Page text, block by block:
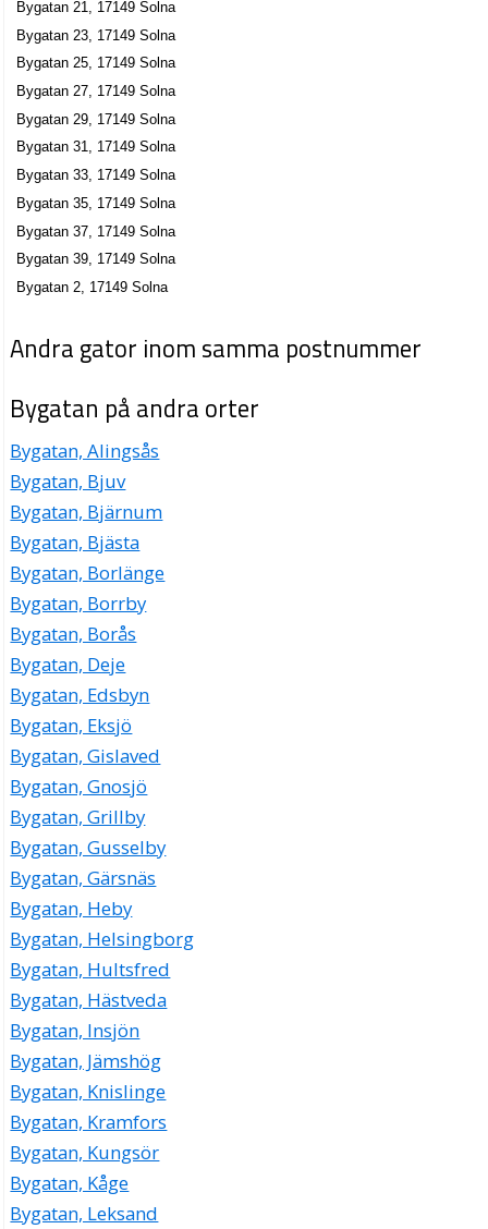
Redskin Art Gallery
Anders Körner
08-361313
Bygatan 17 Lgh 1302, 17149 Solna
MS Project Services
Mahyar Samadzadeh
Bygatan 19 Lgh 1601, 17149 Solna
L&L Vinförmedling AB
Emilio Jose Lozano Vazquez
Bygatan 21, 17149 Solna
Engström Sundqvist, Karin Gudrun
08-829633
Quality Connections JHMD HB
Bygatan 25, 17149 Solna
Milton, Carin Elisabeth
08-273391
Bygatan 25 Lgh 1101, 17149 Solna
US Solna Pizza
Reza Babaei Zadeh Amlashi
Bygatan 25 Lgh 1503, 17149 Solna
Asiut AB
Ashraf Motoshaleh Refki
08-7958882
Bygatan 27 5tr, 17149 Solna
RC Marketing KB
Bygatan 29, 17149 Solna
Alltech Allwin AB
Eric Peter Allwin
Bygatan 29, 17149 Solna
Starims AB
Lennart Mattias Forsberg
Bygatan 29, 17149 Solna
Burnerts Fish & Adventure
Stefan Bertil Burnert
08-272938
Stockholmspolisens Damkör
Bygatan 29 6tr, 17149 Solna
Bygatan 21, 17149 Solna
Bygatan 23, 17149 Solna
Bygatan 25, 17149 Solna
Bygatan 27, 17149 Solna
Bygatan 29, 17149 Solna
Bygatan 31, 17149 Solna
Bygatan 33, 17149 Solna
Bygatan 35, 17149 Solna
Bygatan 37, 17149 Solna
Bygatan 39, 17149 Solna
Bygatan 2, 17149 Solna
Andra gator inom samma postnummer
Bygatan på andra orter
Bygatan, Alingsås
Bygatan, Bjuv
Bygatan, Bjärnum
Bygatan, Bjästa
Bygatan, Borlänge
Bygatan, Borrby
Bygatan, Borås
Bygatan, Deje
Bygatan, Edsbyn
Bygatan, Eksjö
Bygatan, Gislaved
Bygatan, Gnosjö
Bygatan, Grillby
Bygatan, Gusselby
Bygatan, Gärsnäs
Bygatan, Heby
Bygatan, Helsingborg
Bygatan, Hultsfred
Bygatan, Hästveda
Bygatan, Insjön
Bygatan, Jämshög
Bygatan, Knislinge
Bygatan, Kramfors
Bygatan, Kungsör
Bygatan, Kåge
Bygatan, Leksand